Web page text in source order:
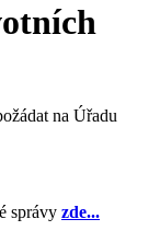
na Úřadu
správy zde...